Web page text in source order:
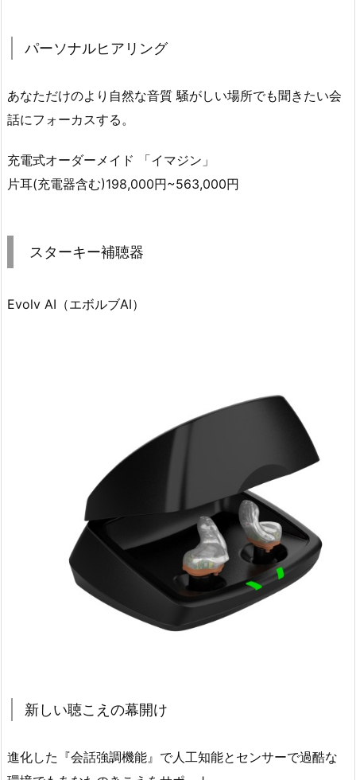
パーソナルヒアリング
あなただけのより自然な音質 騒がしい場所でも聞きたい会
話にフォーカスする。
充電式オーダーメイド 「イマジン」
片耳(充電器含む)198,000円~563,000円
スターキー補聴器
Evolv AI（エボルブAI）
新しい聴こえの幕開け
進化した『会話強調機能』で人工知能とセンサーで過酷な